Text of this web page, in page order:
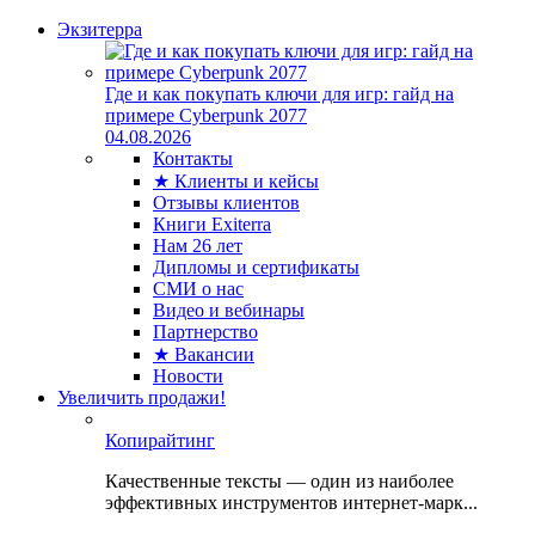
Экзитерра
Где и как покупать ключи для игр: гайд на
примере Cyberpunk 2077
04.08.2026
Контакты
★ Клиенты и кейсы
Отзывы клиентов
Книги Exiterra
Нам 26 лет
Дипломы и сертификаты
СМИ о нас
Видео и вебинары
Партнерство
★ Вакансии
Новости
Увеличить продажи!
Копирайтинг
Качественные тексты — один из наиболее
эффективных инструментов интернет-марк...